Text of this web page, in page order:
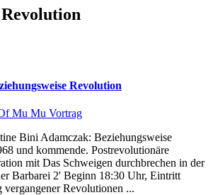
Revolution
Mu Mu Vortrag
Bini Adamczak: Beziehungsweise
und kommende. Postrevolutionäre
mit Das Schweigen durchbrechen in der
Barbarei 2' Beginn 18:30 Uhr, Eintritt
vergangener Revolutionen ...